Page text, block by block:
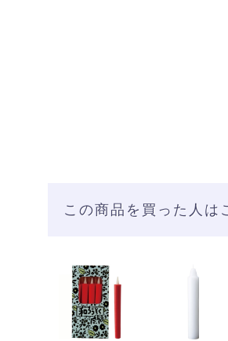
この商品を買った人は